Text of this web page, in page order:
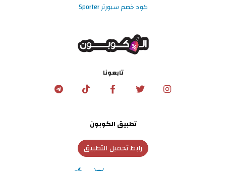
كود خصم سبورتر Sporter
تابعونا
تطبيق الكوبون
رابط تحميل التطبيق